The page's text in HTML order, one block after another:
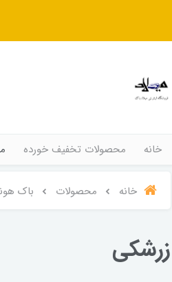
خانه محصولات تخفیف خورده
خانه محصولات باک
زرشکی